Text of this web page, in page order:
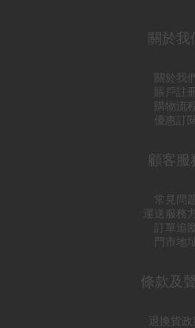
關於我
關於我們
賬戶註冊
購物流程
優惠訂閱
顧客服
常見問題
運送服務
訂單追
門市地址
條款及
退換貨政